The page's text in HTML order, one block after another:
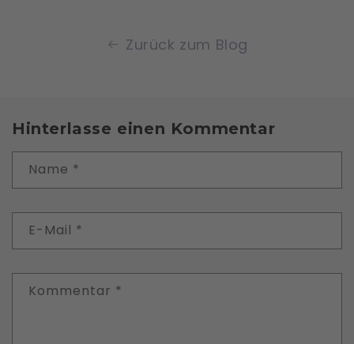
Zurück zum Blog
Hinterlasse einen Kommentar
Name *
E-Mail *
Kommentar *